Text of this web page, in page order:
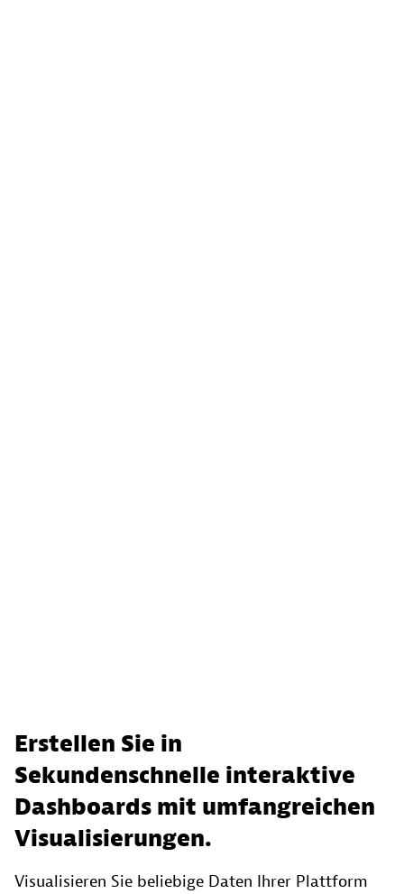
Erstellen Sie in
Sekundenschnelle interaktive
Dashboards mit umfangreichen
Visualisierungen.
Visualisieren Sie beliebige Daten Ihrer Plattform